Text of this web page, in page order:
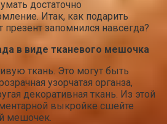
достаточно
Итак, как подарить
запомнился навсегда?
в виде тканевого мешочка
ткань. Это могут быть
узорчатая органза,
декоративная ткань. Из этой
выкройке сшейте
мешочек.